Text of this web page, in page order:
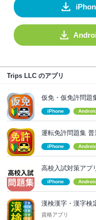
Trips LLC のアプリ
仮免・仮免許問題
iPhone
運転免許問題集
iPhone
高校入試対策アプ
iPhone
漢検漢字・漢字検
資格アプリ